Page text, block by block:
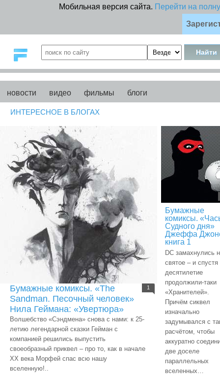
Мобильная версия сайта. Перейти на
новости видео фильмы блоги
ИНТЕРЕСНОЕ В БЛОГАХ
1
Бумажные комиксы. «The
Sandman. Песочный человек»
Нила Геймана: «Увертюра»
Волшебство «Сэндмена» снова с нами: к 25-
летию легендарной сказки Гейман с
компанией решились выпустить
своеобразный приквел – про то, как в начале
ХХ века Морфей спас всю нашу
вселенную!..
Бумажные
комиксы.
Судного дня»
Джеффа
книга 1
DC замахнулись
святое – и спустя
десятилетие
продолжили-таки
«Хранителей».
Причём сиквел
изначально
задумывался с
расчётом, чтобы
аккуратно
две доселе
параллельных
вселенных…